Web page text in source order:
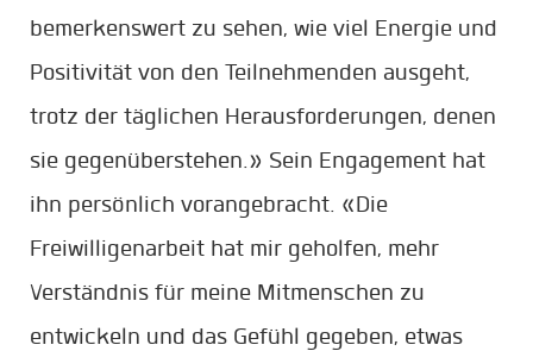
bemerkenswert zu sehen, wie viel Energie und
Positivität von den Teilnehmenden ausgeht,
trotz der täglichen Herausforderungen, denen
sie gegenüberstehen.» Sein Engagement hat
ihn persönlich vorangebracht. «Die
Freiwilligenarbeit hat mir geholfen, mehr
Verständnis für meine Mitmenschen zu
entwickeln und das Gefühl gegeben, etwas